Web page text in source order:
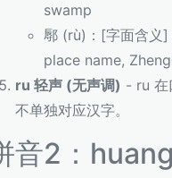
swamp
鄏 (rù)：[字面含义
place name,
ru 轻声 (无声调) - ru 在
不单独对应汉字。
音2：huang